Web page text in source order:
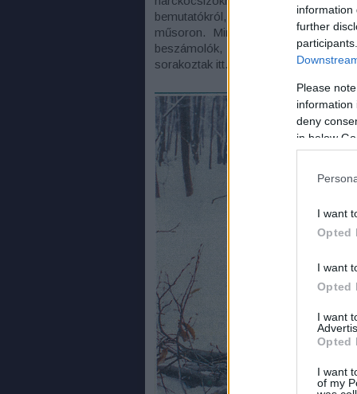
information
further
Please
information
deny
in below
I want
Opted
I want
Opted
I want
Opted
I want
of my
bemutatókról, a típusváltásról, a
műsoron. Mindennek a tálalása is
beszámolók, elemzések,
sorakoztak itt.